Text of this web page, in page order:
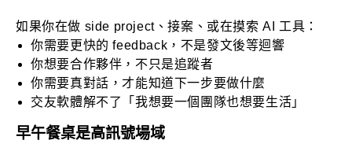
如果你在做 side project、接案、或在摸索 AI 工具：
你需要更快的 feedback，不是發文後等迴響
你想要合作夥伴，不只是追蹤者
你需要真對話，才能知道下一步要做什麼
交友軟體解不了「我想要一個團隊也想要生活」
早午餐桌是高訊號場域